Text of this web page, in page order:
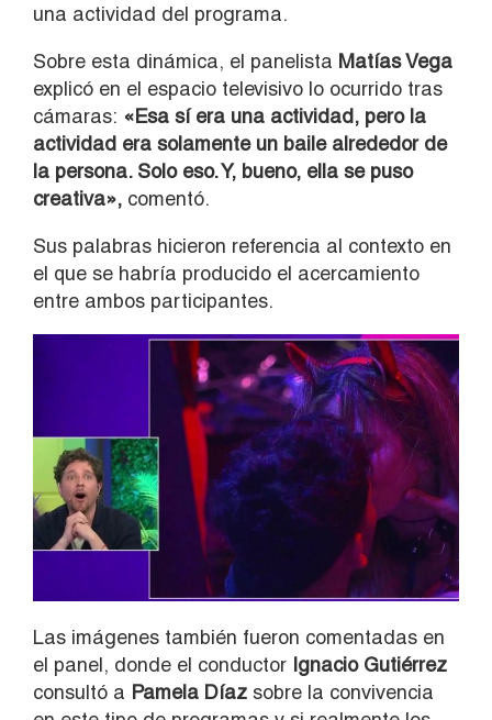
una actividad del programa.
Sobre esta dinámica, el panelista Matías Vega
explicó en el espacio televisivo lo ocurrido tras
cámaras: «Esa sí era una actividad, pero la
actividad era solamente un baile alrededor de
la persona. Solo eso. Y, bueno, ella se puso
creativa», comentó.
Sus palabras hicieron referencia al contexto en
el que se habría producido el acercamiento
entre ambos participantes.
Las imágenes también fueron comentadas en
el panel, donde el conductor Ignacio Gutiérrez
consultó a Pamela Díaz sobre la convivencia